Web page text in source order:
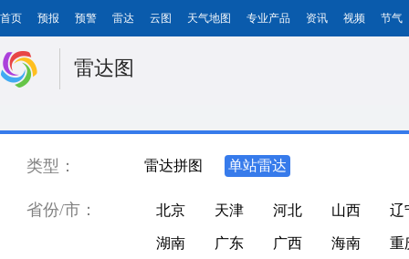
首页 预报 预警 雷达 云图 天气地图 专业产品 资讯 视频 节气
雷达图
类型： 雷达拼图 单站雷达
省份/市： 北京 天津 河北 山西 辽
湖南 广东 广西 海南 重